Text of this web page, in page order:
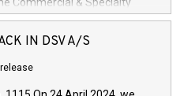
Financial Services arenas,
loan facility of 150 million
to research, development and
IN DSV A/S